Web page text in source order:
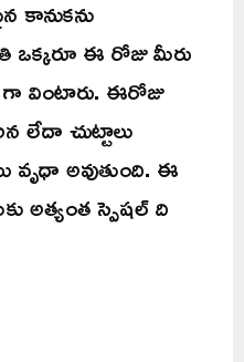
కానుకను
ఒక్కరూ ఈ రోజు మీరు
వింటారు. ఈరోజు
లేదా చుట్టాలు
అవుతుంది. ఈ
అత్యంత స్పెషల్ ది